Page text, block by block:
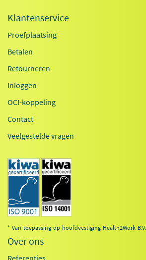
Klantenservice
Proefplaatsing
Betalen
Retourneren
Inloggen
OCI-koppeling
Contact
Veelgestelde vragen
* Van toepassing op hoofdvestiging Health2Work B.V.
Over ons